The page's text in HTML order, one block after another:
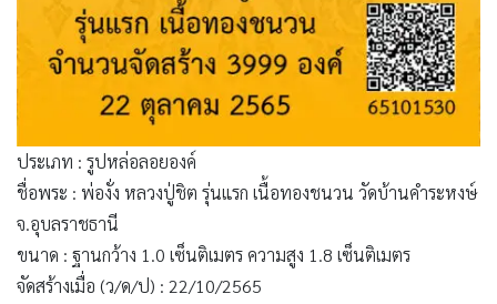
ประเภท : รูปหล่อลอยองค์
ชื่อพระ : พ่องั่ง หลวงปู่ชิต รุ่นแรก เนื้อทองชนวน วัดบ้านคำระหงษ์
จ.อุบลราชธานี
ขนาด : ฐานกว้าง 1.0 เซ็นติเมตร ความสูง 1.8 เซ็นติเมตร
จัดสร้างเมื่อ (ว/ด/ป) : 22/10/2565